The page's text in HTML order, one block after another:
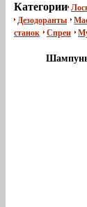
Категории
Дезодоранты
станок
Спреи
Шампунь